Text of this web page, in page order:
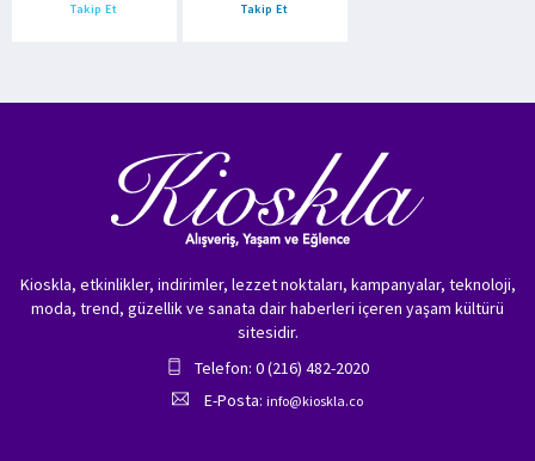
Takip Et Takip Et
Kioskla, etkinlikler, indirimler, lezzet noktaları, kampanyalar, teknoloji,
moda, trend, güzellik ve sanata dair haberleri içeren yaşam kültürü
sitesidir.
Telefon: 0 (216) 482-2020
E-Posta: info@kioskla.co